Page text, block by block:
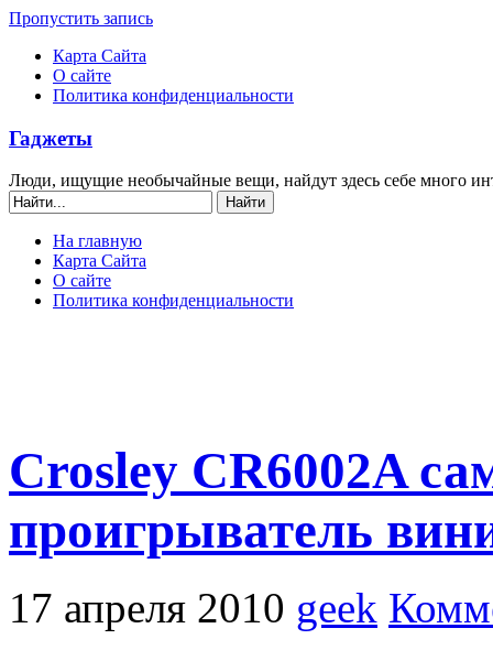
Пропустить запись
Карта Сайта
О сайте
Политика конфиденциальности
Гаджеты
Люди, ищущие необычайные вещи, найдут здесь себе много
На главную
Карта Сайта
О сайте
Политика конфиденциальности
Crosley CR6002A
проигрыватель
17 апреля 2010 geek